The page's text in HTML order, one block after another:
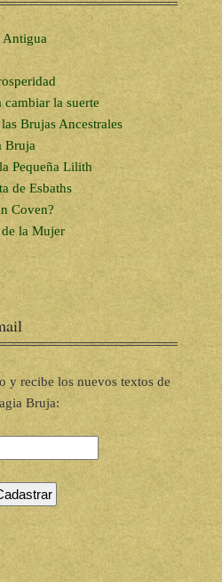
Antigua
la suerte
Brujas Ancestrales
Bruja
Pequeña Lilith
de Esbaths
Coven?
la Mujer
y recibe los nuevos textos de
Bruja: